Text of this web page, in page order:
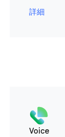
詳細
Voice